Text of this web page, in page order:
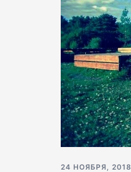
24 НОЯБРЯ, 2018